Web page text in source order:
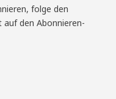
folge den
auf den Abonnieren-